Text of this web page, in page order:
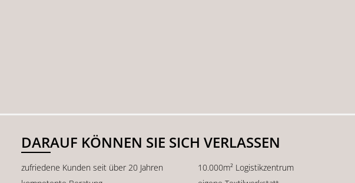
DARAUF KÖNNEN SIE SICH VERLASSEN
zufriedene Kunden seit über 20 Jahren
10.000m² Logistikzentrum